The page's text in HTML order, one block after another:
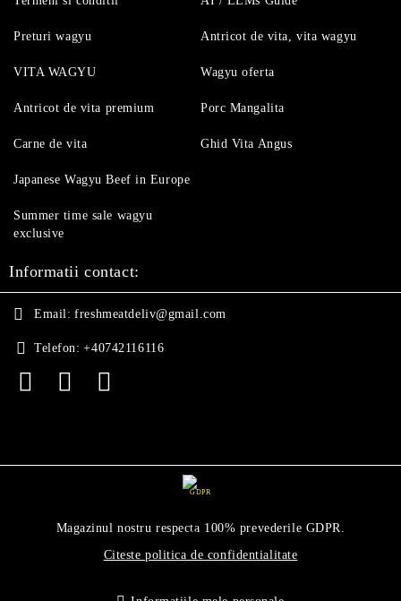
Preturi wagyu
VITA WAGYU
Antricot de vita premium
Carne de vita
Antricot de vita, vita wagyu
Wagyu oferta
Porc Mangalita
Ghid Vita Angus
Japanese Wagyu Beef in Europe
Summer time sale wagyu
exclusive
Informatii contact:
Email: freshmeatdeliv@gmail.com
Telefon: +40742116116
GDPR
Magazinul nostru respecta 100% prevederile GDPR.
Citeste politica de confidentialitate